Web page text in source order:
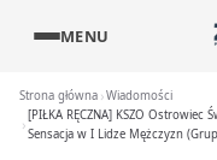
MENU
Strona główna Wiadomości
[PIŁKA RĘCZNA] KSZO Ostrowiec
Sensacja w I Lidze Mężczyzn